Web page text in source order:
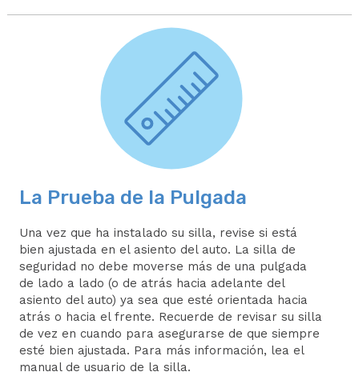
La Prueba de la Pulgada
Una vez que ha instalado su silla, revise si está
bien ajustada en el asiento del auto. La silla de
seguridad no debe moverse más de una pulgada
de lado a lado (o de atrás hacia adelante del
asiento del auto) ya sea que esté orientada hacia
atrás o hacia el frente. Recuerde de revisar su silla
de vez en cuando para asegurarse de que siempre
esté bien ajustada. Para más información, lea el
manual de usuario de la silla.